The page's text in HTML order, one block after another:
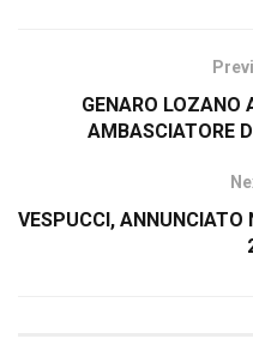
GENARO LOZANO
AMBASCIATORE
VESPUCCI, ANNUNCIATO